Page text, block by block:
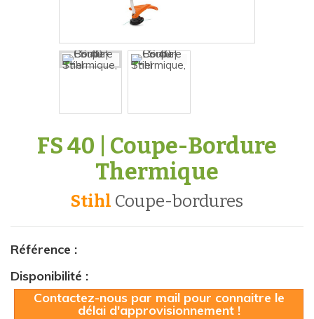
FS 40 | Coupe-Bordure
Thermique
Stihl coupe-bordures
Référence :
Disponibilité :
Contactez-nous par mail pour connaitre le
délai d'approvisionnement !